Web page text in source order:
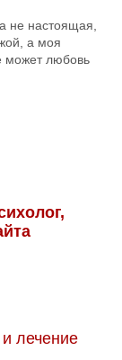
не настоящая,
а моя
может любовь
лечение